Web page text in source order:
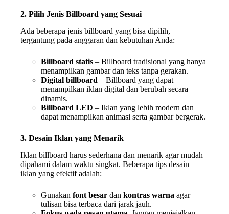
2. Pilih Jenis Billboard yang Sesuai
Ada beberapa jenis billboard yang bisa dipilih,
tergantung pada anggaran dan kebutuhan Anda:
Billboard statis – Billboard tradisional yang hanya
menampilkan gambar dan teks tanpa gerakan.
Digital billboard – Billboard yang dapat
menampilkan iklan digital dan berubah secara
dinamis.
Billboard LED – Iklan yang lebih modern dan
dapat menampilkan animasi serta gambar bergerak.
3. Desain Iklan yang Menarik
Iklan billboard harus sederhana dan menarik agar mudah
dipahami dalam waktu singkat. Beberapa tips desain
iklan yang efektif adalah:
Gunakan font besar dan kontras warna agar
tulisan bisa terbaca dari jarak jauh.